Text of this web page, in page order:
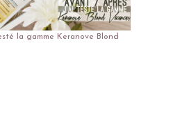
la gamme Keranove Blond